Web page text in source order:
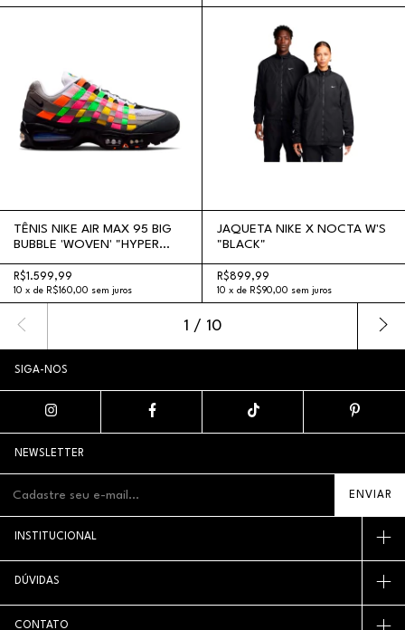
TÊNIS NIKE AIR MAX 95 BIG
BUBBLE 'WOVEN' "HYPER
R$1.599,99
10 x de R$160,00 sem juros
JAQUETA NIKE X NOCTA W'S
"BLACK"
R$899,99
10 x de R$90,00 sem juros
1 / 10
SIGA-NOS
NEWSLETTER
INSTITUCIONAL
DÚVIDAS
CONTATO